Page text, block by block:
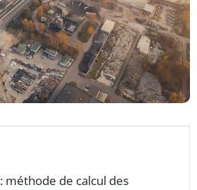
: méthode de calcul des